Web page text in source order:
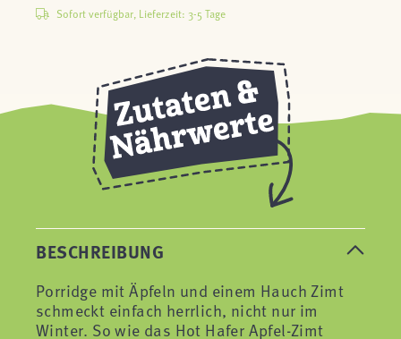
Sofort verfügbar, Lieferzeit: 3-5 Tage
BESCHREIBUNG
Porridge mit Äpfeln und einem Hauch Zimt
schmeckt einfach herrlich, nicht nur im
Winter. So wie das Hot Hafer Apfel-Zimt